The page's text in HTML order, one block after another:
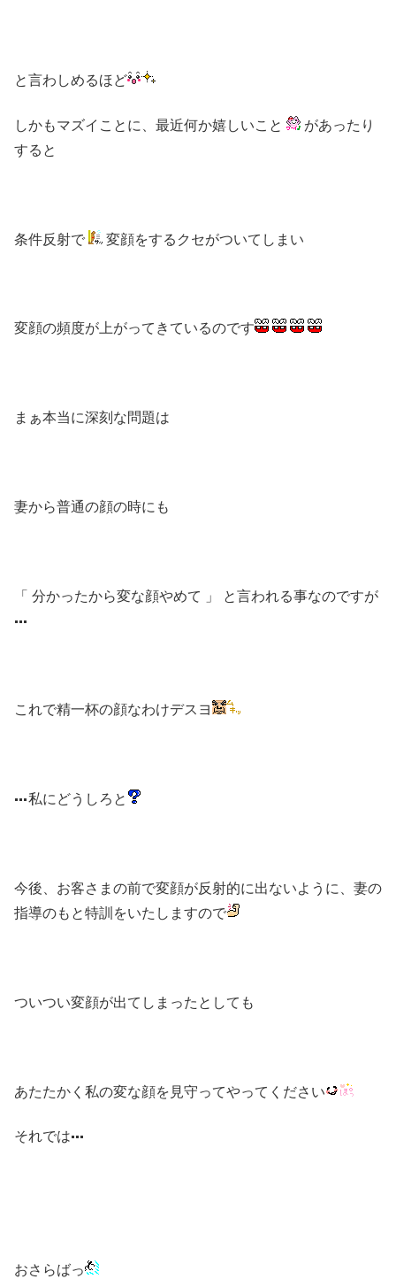
と言わしめるほど
しかもマズイことに、最近何か嬉しいこと
があったり
すると
条件反射で 変顔をするクセがついてしまい
変顔の頻度が上がってきているのです
まぁ本当に深刻な問題は
妻から普通の顔の時にも
「 分かったから変な顔やめて 」 と言われる事なのですが
これで精一杯の顔なわけデスヨ
私にどうしろと
今後、お客さまの前で変顔が反射的に出ないように、妻の
指導のもと特訓をいたしますので
ついつい変顔が出てしまったとしても
あたたかく私の変な顔を見守ってやってください
それでは
おさらばっ